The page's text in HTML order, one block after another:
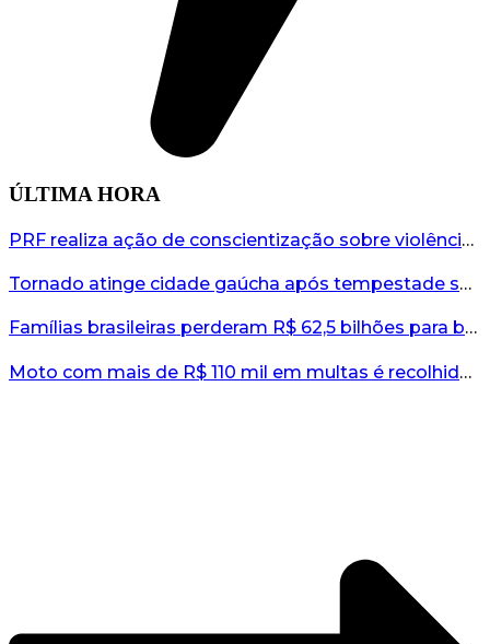
ÚLTIMA HORA
PRF realiza ação de conscientização sobre violência contra a mulher durante o Agosto Lilás...
Tornado atinge cidade gaúcha após tempestade severa...
Famílias brasileiras perderam R$ 62,5 bilhões para bets em 2025, diz estudo...
Moto com mais de R$ 110 mil em multas é recolhida no interior do RS...